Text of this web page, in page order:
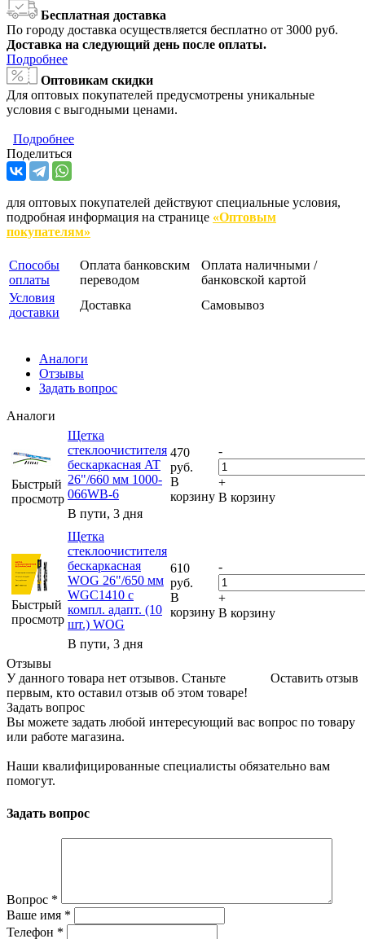
Бесплатная доставка
По городу доставка осуществляется бесплатно от 3000 руб.
Доставка на следующий день после оплаты.
Подробнее
Оптовикам скидки
Для оптовых покупателей предусмотрены уникальные
условия с выгодными ценами.
Подробнее
Поделиться
для оптовых покупателей действуют специальные условия,
подробная информация на странице «Оптовым
покупателям»
Способы
оплаты
Оплата банковским
переводом
Оплата наличными /
банковской картой
Условия
доставки
Доставка Самовывоз
Аналоги
Отзывы
Задать вопрос
Аналоги
Быстрый
просмотр
Щетка
стеклоочистителя
бескаркасная AT
26"/660 мм 1000-
066WB-6
В пути, 3 дня
470
руб.
В
корзину
-
+
В корзину
Быстрый
просмотр
Щетка
стеклоочистителя
бескаркасная
WOG 26"/650 мм
WGC1410 с
компл. адапт. (10
шт.) WOG
В пути, 3 дня
610
руб.
В
корзину
-
+
В корзину
Отзывы
Оставить отзыв
У данного товара нет отзывов. Станьте
первым, кто оставил отзыв об этом товаре!
Задать вопрос
Вы можете задать любой интересующий вас вопрос по товару
или работе магазина.
Наши квалифицированные специалисты обязательно вам
помогут.
Задать вопрос
Вопрос *
Ваше имя *
Телефон *